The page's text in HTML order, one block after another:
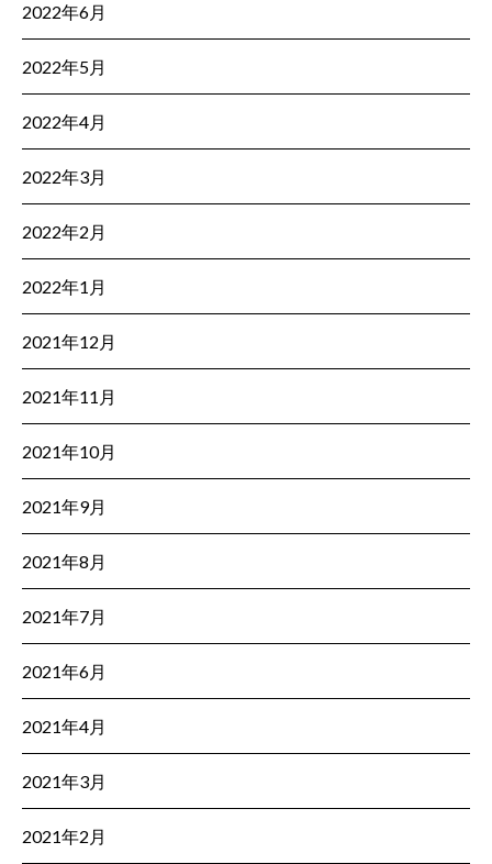
2022年6月
2022年5月
2022年4月
2022年3月
2022年2月
2022年1月
2021年12月
2021年11月
2021年10月
2021年9月
2021年8月
2021年7月
2021年6月
2021年4月
2021年3月
2021年2月